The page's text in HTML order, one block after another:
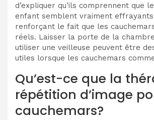
d’expliquer qu’ils comprennent que
enfant semblent vraiment
renforçant le fait que les
réels. Laisser la porte de la
utiliser une veilleuse peuvent être
utiles lorsque les cauchemars
Qu’est-ce que la
répétition d’image
cauchemars?